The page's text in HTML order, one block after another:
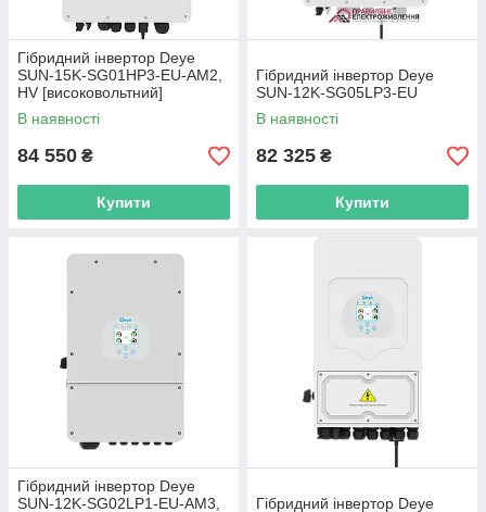
Гібридний інвертор Deye
SUN-15K-SG01HP3-EU-AM2,
HV [високовольтний]
В наявності
84 550 ₴
Купити
Гібридний інвертор Deye
SUN-12K-SG05LP3-EU
В наявності
82 325 ₴
Купити
Гібридний інвертор Deye
SUN-12K-SG02LP1-EU-AM3,
Гібридний інвертор Deye